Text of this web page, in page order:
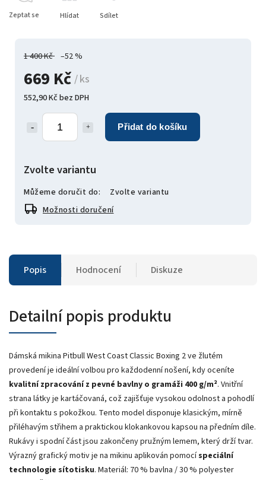
1 400 Kč –52 %
669 Kč / ks
552,90 Kč bez DPH
Přidat do košíku
Zvolte variantu
Můžeme doručit do:
Zvolte variantu
Možnosti doručení
Zeptat se Hlídat Sdílet
Popis Hodnocení Diskuze
Detailní popis produktu
Dámská mikina Pitbull West Coast Classic Boxing 2 ve žlutém
provedení je ideální volbou pro každodenní nošení, kdy oceníte
kvalitní zpracování z pevné bavlny o gramáži 400 g/m². Vnitřní
strana látky je kartáčovaná, což zajišťuje vysokou odolnost a pohodlí
při kontaktu s pokožkou. Tento model disponuje klasickým, mírně
přiléhavým střihem a praktickou klokankovou kapsou na předním díle.
Rukávy i spodní část jsou zakončeny pružným lemem, který drží tvar.
Výrazný grafický motiv je na mikinu aplikován pomocíspeciální
technologie sítotisku. Materiál: 70 % bavlna / 30 % polyester